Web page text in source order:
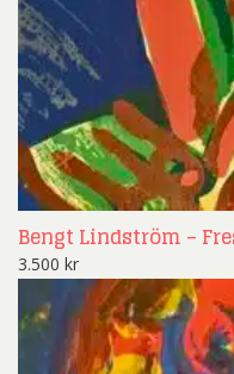
Bengt Lindström –
3.500 kr